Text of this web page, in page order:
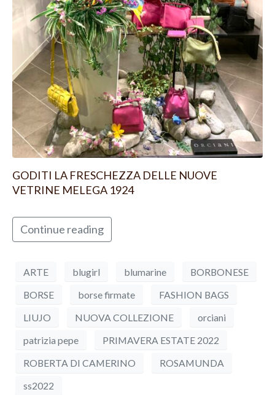
GODITI LA FRESCHEZZA DELLE NUOVE
VETRINE MELEGA 1924
Continue reading
ARTE blugirl blumarine
BORBONESE
BORSE
borse firmate
FASHION BAGS
LIUJO
NUOVA COLLEZIONE
orciani
patrizia pepe
PRIMAVERA ESTATE 2022
ROBERTA DI CAMERINO
ROSAMUNDA
ss2022